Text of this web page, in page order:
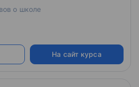
о школе
На сайт курса